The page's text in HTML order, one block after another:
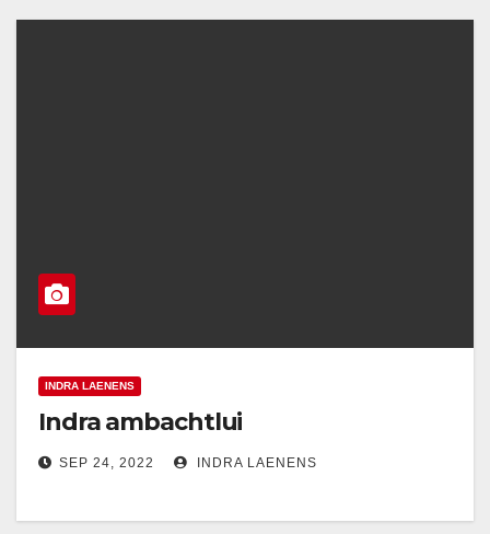
INDRA LAENENS
Indra ambachtlui
SEP 24, 2022 INDRA LAENENS